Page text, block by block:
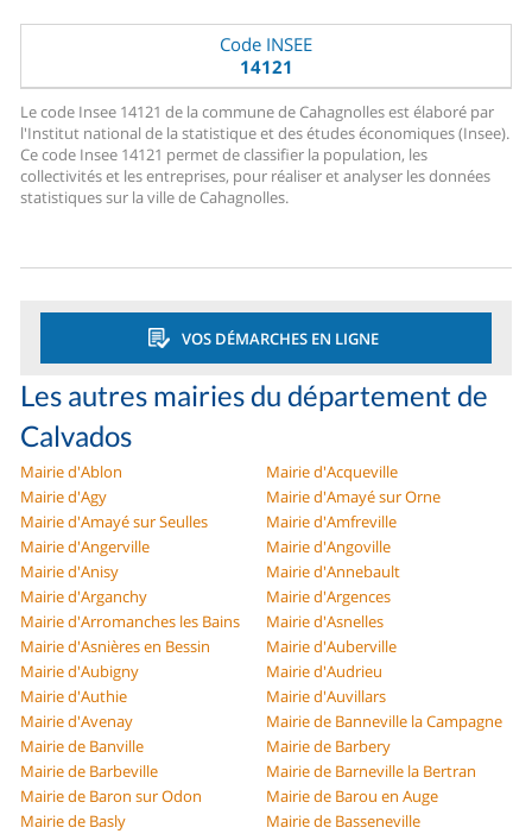
Code INSEE
14121
Le code Insee 14121 de la commune de Cahagnolles est élaboré par
l'Institut national de la statistique et des études économiques (Insee).
Ce code Insee 14121 permet de classifier la population, les
collectivités et les entreprises, pour réaliser et analyser les données
statistiques sur la ville de Cahagnolles.
VOS DÉMARCHES EN LIGNE
Les autres mairies du département de
Calvados
Mairie d'Ablon
Mairie d'Acqueville
Mairie d'Agy
Mairie d'Amayé sur Orne
Mairie d'Amayé sur Seulles
Mairie d'Amfreville
Mairie d'Angerville
Mairie d'Angoville
Mairie d'Anisy
Mairie d'Annebault
Mairie d'Arganchy
Mairie d'Argences
Mairie d'Arromanches les Bains
Mairie d'Asnelles
Mairie d'Asnières en Bessin
Mairie d'Auberville
Mairie d'Aubigny
Mairie d'Audrieu
Mairie d'Authie
Mairie d'Auvillars
Mairie d'Avenay
Mairie de Banneville la Campagne
Mairie de Banville
Mairie de Barbery
Mairie de Barbeville
Mairie de Barneville la Bertran
Mairie de Baron sur Odon
Mairie de Barou en Auge
Mairie de Basly
Mairie de Basseneville